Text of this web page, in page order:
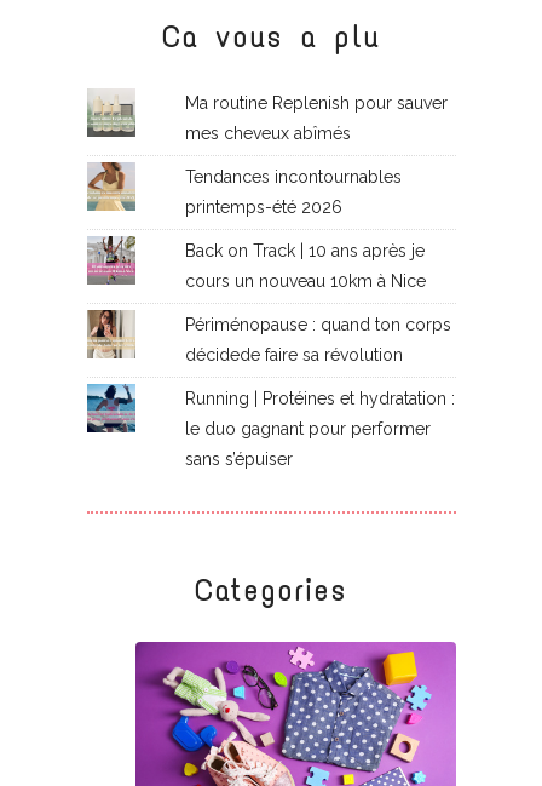
Ca vous a plu
Ma routine Replenish pour sauver
mes cheveux abîmés
Tendances incontournables
printemps-été 2026
Back on Track | 10 ans après je
cours un nouveau 10km à Nice
Périménopause : quand ton corps
décidede faire sa révolution
Running | Protéines et hydratation :
le duo gagnant pour performer
sans s’épuiser
Categories